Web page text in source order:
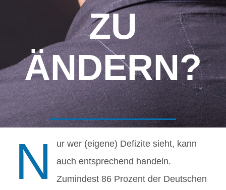
ZU
ÄNDERN?
N
ur wer (eigene) Defizite sieht, kann
auch entsprechend handeln.
Zumindest 86 Prozent der Deutschen